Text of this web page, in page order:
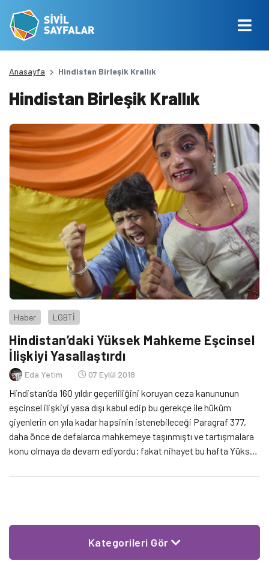
Anasayfa Hindistan Birleşik Krallık
Hindistan Birleşik Krallık
Haber LGBTİ
Hindistan’daki Yüksek Mahkeme Eşcinsel
İlişkiyi Yasallaştırdı
Eda Yetim 07 Eylül 2018
Hindistan’da 160 yıldır geçerliliğini koruyan ceza kanununun
eşcinsel ilişkiyi yasa dışı kabul edip bu gerekçe ile hüküm
giyenlerin on yıla kadar hapsinin istenebileceği Paragraf 377,
daha önce de defalarca mahkemeye taşınmıştı ve tartışmalara
konu olmaya da devam ediyordu; fakat nihayet bu hafta Yüksek
gizliliği hakkını ihlal ettiği gerekçesiyle kaldırıldı. Hindistan’da
Kategorileri Gör